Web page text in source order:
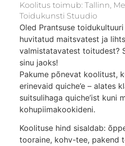
Koolitus toimub: Tallinn,
Toidukunsti Stuudio
Oled Prantsuse
huvitatud maitsvatest ja
valmistatavatest toitudest?
sinu jaoks!
Pakume põnevat koolitust,
erinevaid quiche’e – alates
suitsulihaga quiche’ist kuni
kohupiimakookideni.
Koolituse hind sisaldab:
tooraine, kohv-tee, pakend